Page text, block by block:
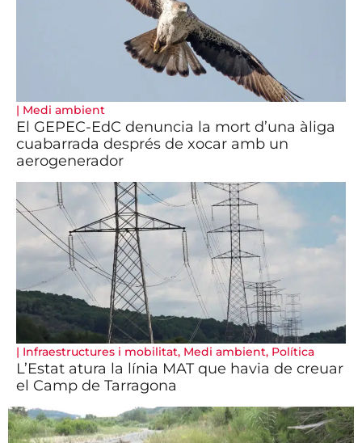
| Medi ambient
El GEPEC-EdC denuncia la mort d’una àliga
cuabarrada després de xocar amb un
aerogenerador
| Infraestructures i mobilitat, Medi ambient, Política
L’Estat atura la línia MAT que havia de creuar
el Camp de Tarragona